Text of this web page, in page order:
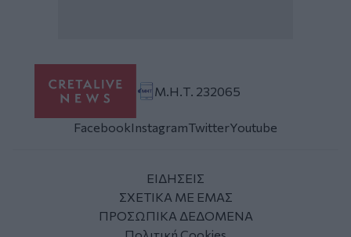
Μ.Η.Τ. 232065
FacebookInstagramTwitterYoutube
ΕΙΔΗΣΕΙΣ
ΣΧΕΤΙΚΑ ΜΕ ΕΜΑΣ
ΠΡΟΣΩΠΙΚΑ ΔΕΔΟΜΕΝΑ